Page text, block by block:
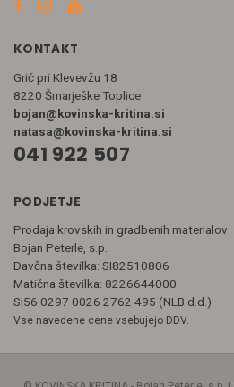
KONTAKT
Grič pri Klevevžu 18
8220 Šmarješke Toplice
bojan@kovinska-kritina.si
natasa@kovinska-kritina.si
041 922 507
PODJETJE
Prodaja krovskih in gradbenih materialov
Bojan Peterle, s.p.
Davčna številka: SI82510806
Matična številka: 8226644000
SI56 0297 0026 2762 495 (NLB d.d.)
Vse navedene cene vsebujejo DDV.